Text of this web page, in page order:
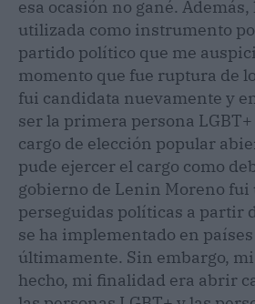
esa ocasión no gané.
utilizada como instrumento
partido político que me
momento que fue ruptura de
fui candidata nuevamente y
ser la primera persona
cargo de elección popular
pude ejercer el cargo como
gobierno de Lenin Moreno fui
perseguidas políticas a partir
se ha implementado en
últimamente. Sin embargo,
hecho, mi finalidad era abrir